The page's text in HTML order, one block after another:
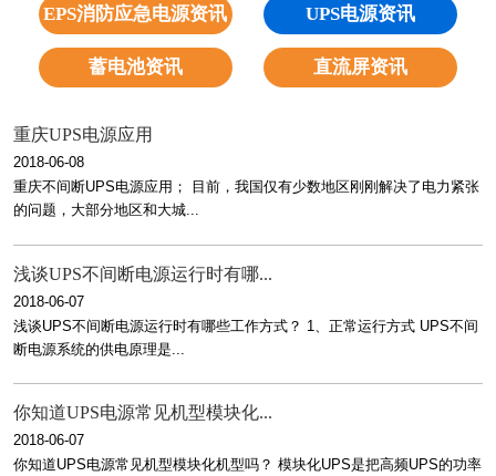
EPS消防应急电源资讯 UPS电源资讯
蓄电池资讯 直流屏资讯
重庆UPS电源应用
2018-06-08
重庆不间断UPS电源应用； 目前，我国仅有少数地区刚刚解决了电力紧张
的问题，大部分地区和大城...
浅谈UPS不间断电源运行时有哪...
2018-06-07
浅谈UPS不间断电源运行时有哪些工作方式？ 1、正常运行方式 UPS不间
断电源系统的供电原理是...
你知道UPS电源常见机型模块化...
2018-06-07
你知道UPS电源常见机型模块化机型吗？ 模块化UPS是把高频UPS的功率